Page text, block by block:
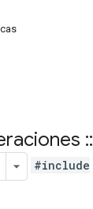
::
#include